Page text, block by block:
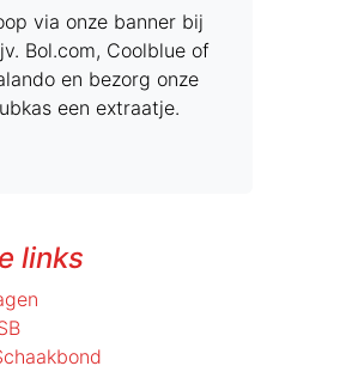
via onze banner bij
Bol.com, Coolblue of
en bezorg onze
een extraatje.
links